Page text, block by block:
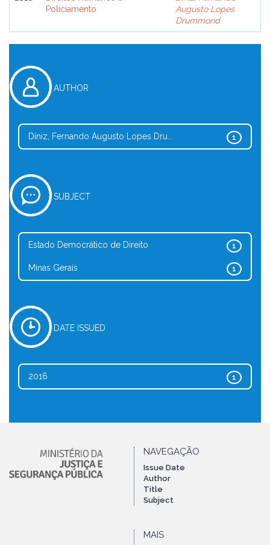
Policiamento
Augusto Lopes
Drummond
AUTHOR
1
Diniz, Fernando Augusto Lopes Dru...
SUBJECT
1
Estado Democrático de Direito
1
Minas Gerais
DATE ISSUED
1
2016
NAVEGAÇÃO
Issue Date
Author
Title
Subject
MAIS